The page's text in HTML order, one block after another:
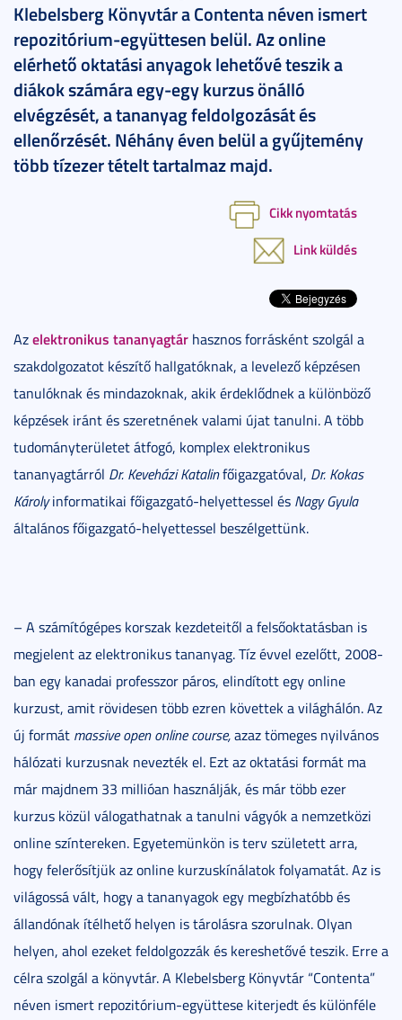
Klebelsberg Könyvtár a Contenta néven ismert
repozitórium-együttesen belül. Az online
elérhető oktatási anyagok lehetővé teszik a
diákok számára egy-egy kurzus önálló
elvégzését, a tananyag feldolgozását és
ellenőrzését. Néhány éven belül a gyűjtemény
több tízezer tételt tartalmaz majd.
Cikk nyomtatás
Link küldés
Azelektronikus tananyagtár hasznos forrásként szolgál a
szakdolgozatot készítő hallgatóknak, a levelező képzésen
tanulóknak és mindazoknak, akik érdeklődnek a különböző
képzések iránt és szeretnének valami újat tanulni. A több
tudományterületet átfogó, komplex elektronikus
tananyagtárról Dr. Keveházi Katalinfőigazgatóval, Dr. Kokas
Károlyinformatikai főigazgató-helyettessel és Nagy Gyula
általános főigazgató-helyettessel beszélgettünk.
– A számítógépes korszak kezdeteitől a felsőoktatásban is
megjelent az elektronikus tananyag. Tíz évvel ezelőtt, 2008-
ban egy kanadai professzor páros, elindított egy online
kurzust, amit rövidesen több ezren követtek a világhálón. Az
új formát massive open online course,azaz tömeges nyilvános
hálózati kurzusnak nevezték el. Ezt az oktatási formát ma
már majdnem 33 millióan használják, és már több ezer
kurzus közül válogathatnak a tanulni vágyók a nemzetközi
online színtereken. Egyetemünkön is terv született arra,
hogy felerősítjük az online kurzuskínálatok folyamatát. Az is
világossá vált, hogy a tananyagok egy megbízhatóbb és
állandónak ítélhető helyen is tárolásra szorulnak. Olyan
helyen, ahol ezeket feldolgozzák és kereshetővé teszik. Erre a
célra szolgál a könyvtár. A Klebelsberg Könyvtár “Contenta”
néven ismert repozitórium-együttese kiterjedt és különféle